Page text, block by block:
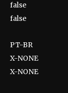
false
false
PT-BR
X-NONE
X-NONE